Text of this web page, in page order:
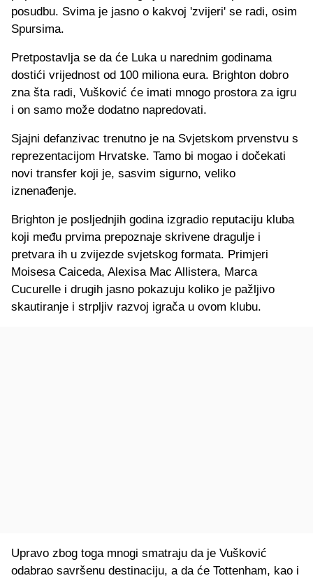
posudbu. Svima je jasno o kakvoj 'zvijeri' se radi, osim
Spursima.
Pretpostavlja se da će Luka u narednim godinama
dostići vrijednost od 100 miliona eura. Brighton dobro
zna šta radi, Vušković će imati mnogo prostora za igru
i on samo može dodatno napredovati.
Sjajni defanzivac trenutno je na Svjetskom prvenstvu s
reprezentacijom Hrvatske. Tamo bi mogao i dočekati
novi transfer koji je, sasvim sigurno, veliko
iznenađenje.
Brighton je posljednjih godina izgradio reputaciju kluba
koji među prvima prepoznaje skrivene dragulje i
pretvara ih u zvijezde svjetskog formata. Primjeri
Moisesa Caiceda, Alexisa Mac Allistera, Marca
Cucurelle i drugih jasno pokazuju koliko je pažljivo
skautiranje i strpljiv razvoj igrača u ovom klubu.
Upravo zbog toga mnogi smatraju da je Vušković
odabrao savršenu destinaciju, a da će Tottenham, kao i